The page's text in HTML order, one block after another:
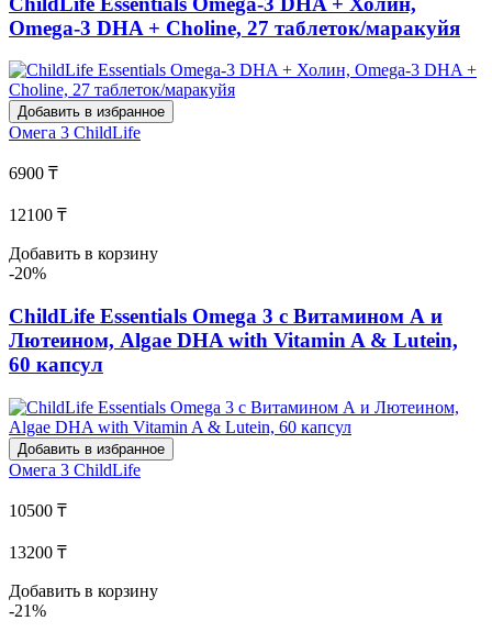
Omega-3 DHA + Choline, 27 таблеток/маракуйя
Добавить в избранное
Омега 3 ChildLife
6900 ₸
12100 ₸
Добавить в корзину
-20%
ChildLife Essentials Omega 3 с Витамином А и
Лютеином, Algae DHA with Vitamin A & Lutein,
60 капсул
Добавить в избранное
Омега 3 ChildLife
10500 ₸
13200 ₸
Добавить в корзину
-21%